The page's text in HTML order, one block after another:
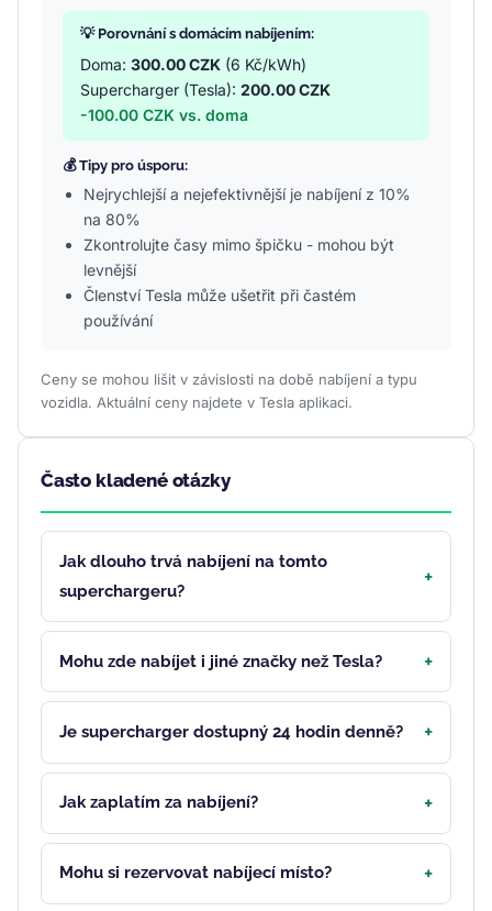
💡 Porovnání s domácím nabíjením:
Doma: 300.00 CZK (6 Kč/kWh)
Supercharger (Tesla): 200.00 CZK
-100.00 CZK vs. doma
💰 Tipy pro úsporu:
Nejrychlejší a nejefektivnější je nabíjení z 10%
na 80%
Zkontrolujte časy mimo špičku - mohou být
levnější
Členství Tesla může ušetřit při častém
používání
Ceny se mohou lišit v závislosti na době nabíjení a typu
vozidla. Aktuální ceny najdete v Tesla aplikaci.
Často kladené otázky
Jak dlouho trvá nabíjení na tomto
superchargeru?
Mohu zde nabíjet i jiné značky než Tesla?
Je supercharger dostupný 24 hodin denně?
Jak zaplatím za nabíjení?
Mohu si rezervovat nabíjecí místo?